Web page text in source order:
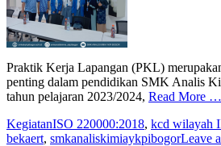
Praktik Kerja Lapangan (PKL)
penting dalam pendidikan SMK Analis
tahun pelajaran 2023/2024, Read More …
KegiatanISO 220000:2018, kcd wilayah
bekaert, smkanaliskimiaykpibogorLeave